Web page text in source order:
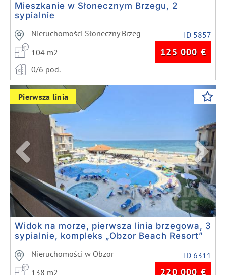
Mieszkanie w Słonecznym Brzegu, 2
sypialnie
Nieruchomości Słoneczny Brzeg
ID 5857
104 m2
125 000 €
0/6 pod.
Previous Next
Pierwsza linia
Widok na morze, pierwsza linia brzegowa, 3
sypialnie, kompleks „Obzor Beach Resort”
Nieruchomości w Obzor
ID 6311
138 m2
220 000 €